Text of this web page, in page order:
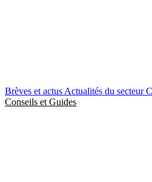
Brèves et actus Actualités du secteur
Conseils et Guides